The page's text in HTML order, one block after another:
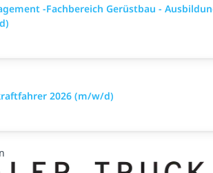
-Fachbereich Gerüstbau -
2026 (m/w/d)